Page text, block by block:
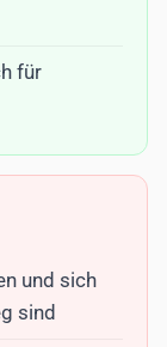
für
und sich
sind